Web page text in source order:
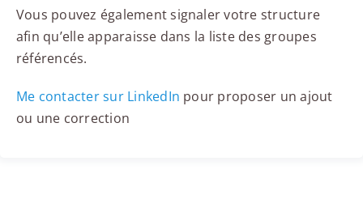
Vous pouvez également signaler votre structure
afin qu’elle apparaisse dans la liste des groupes
référencés.
Me contacter sur LinkedIn pour proposer un ajout
ou une correction